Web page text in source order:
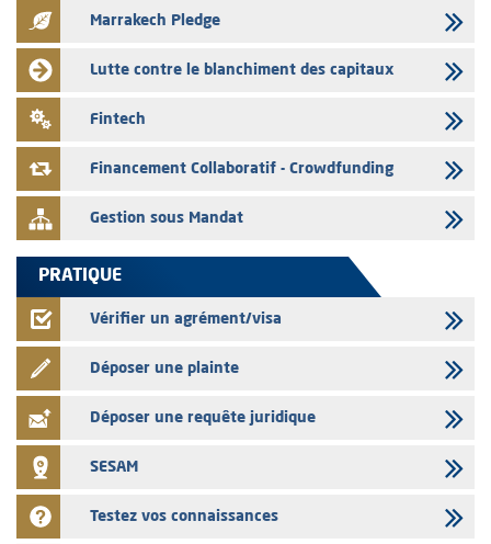
03/08/2026
L' AMMC publie les indicateurs mensuels du marché des capitaux pour
le mois de Juin 2026
31/07/2026
L’AMMC met sur son site internet les publications réalisées par les
émetteurs du 30 au 31 juillet 2026
Marrakech Pledge
Lutte contre le blanchiment des capitaux
Fintech
Financement Collaboratif - Crowdfunding
Gestion sous Mandat
PRATIQUE
Vérifier un agrément/visa
Déposer une plainte
Déposer une requête juridique
SESAM
Testez vos connaissances